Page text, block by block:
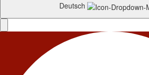
Deutsch